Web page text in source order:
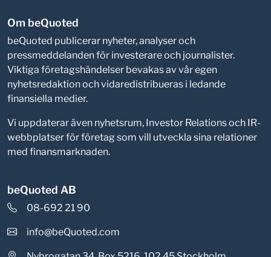
Om beQuoted
beQuoted publicerar nyheter, analyser och
pressmeddelanden för investerare och journalister.
Viktiga företagshändelser bevakas av vår egen
nyhetsredaktion och vidaredistribueras i ledande
finansiella medier.
Vi uppdaterar även nyhetsrum, Investor Relations och IR-
webbplatser för företag som vill utveckla sina relationer
med finansmarknaden.
beQuoted AB
08-692 21 90
info@beQuoted.com